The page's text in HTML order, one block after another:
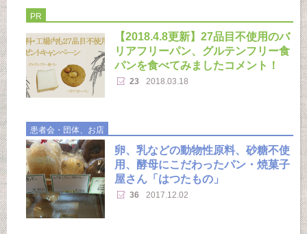
PR
【2018.4.8更新】27品目不使用のバ
リアフリーパン、グルテンフリー食
パンを食べてみましたコメント！
23 2018.03.18
患者会・団体、お店
卵、乳などの動物性原料、砂糖不使
用、酵母にこだわったパン・焼菓子
屋さん「はつたもの」
36 2017.12.02